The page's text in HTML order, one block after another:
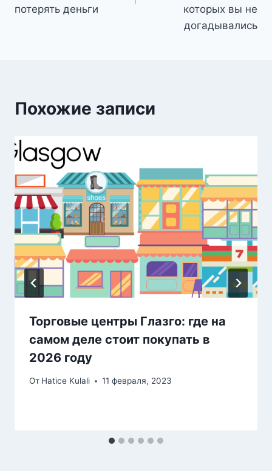
потерять деньги
которых вы не
догадывались
Похожие записи
Торговые центры Глазго: где на
самом деле стоит покупать в
2026 году
От Hatice Kulali 11 февраля, 2023